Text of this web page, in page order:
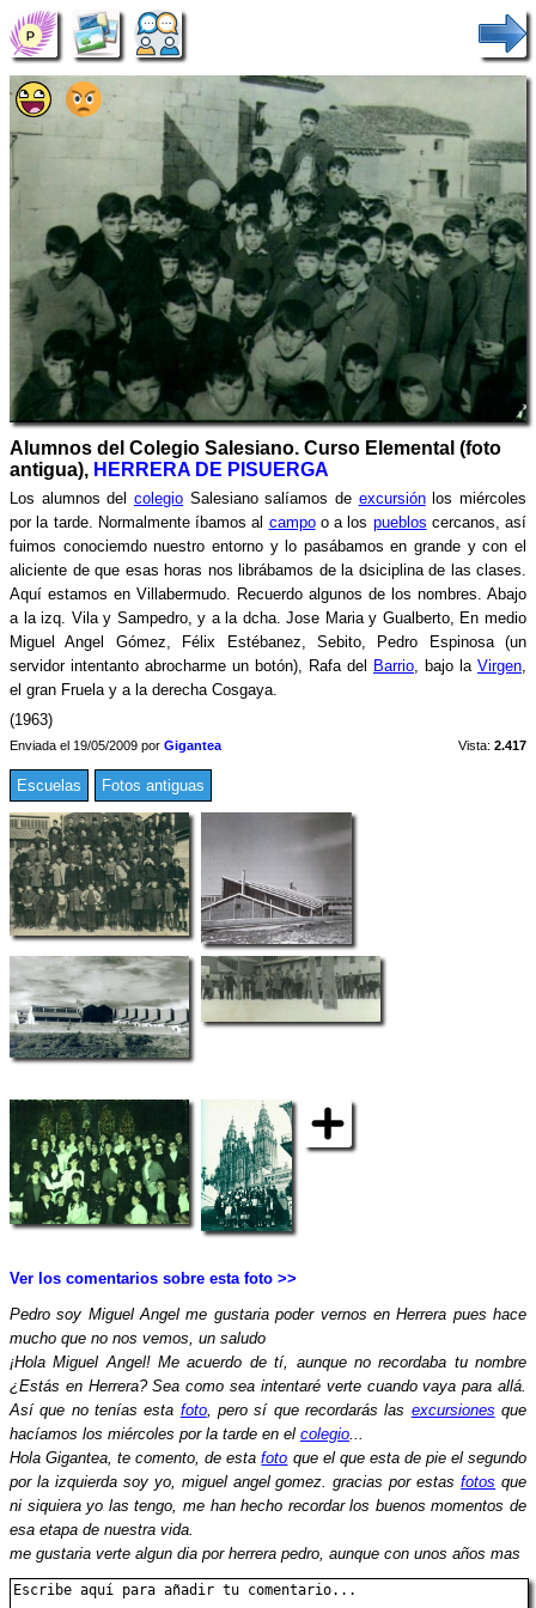
Alumnos del Colegio Salesiano. Curso Elemental (foto
antigua), HERRERA DE PISUERGA
Los alumnos del colegio Salesiano salíamos de excursiónlos miércoles
por la tarde. Normalmente íbamos al campoo a los pueblos cercanos, así
fuimos conociemdo nuestro entorno y lo pasábamos en grande y con el
aliciente de que esas horas nos librábamos de la dsiciplina de las clases.
Aquí estamos en Villabermudo. Recuerdo algunos de los nombres. Abajo
a la izq. Vila y Sampedro, y a la dcha. Jose Maria y Gualberto, En medio
Miguel Angel Gómez, Félix Estébanez, Sebito, Pedro Espinosa (un
servidor intentanto abrocharme un botón), Rafa del Barrio , bajo la Virgen
el gran Fruela y a la derecha Cosgaya.
(1963)
Enviada el 19/05/2009 por Gigantea Vista: 2.417
Escuelas Fotos antiguas
Ver los comentarios sobre esta foto >>
Pedro soy Miguel Angel me gustaria poder vernos en Herrera pues hace
mucho que no nos vemos, un saludo
¡Hola Miguel Angel! Me acuerdo de tí, aunque no recordaba tu nombre
¿Estás en Herrera? Sea como sea intentaré verte cuando vaya para allá.
Así que no tenías esta foto, pero sí que recordarás las excursiones que
hacíamos los miércoles por la tarde en el colegio
Hola Gigantea, te comento, de estafoto que el que esta de pie el segundo
por la izquierda soy yo, miguel angel gomez. gracias por estasfotos que
ni siquiera yo las tengo, me han hecho recordar los buenos momentos de
esa etapa de nuestra vida.
me gustaria verte algun dia por herrera pedro, aunque con unos años mas